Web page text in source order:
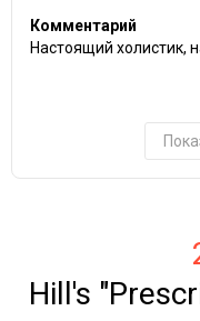
Комментарий
Настоящий холистик,
Hill's